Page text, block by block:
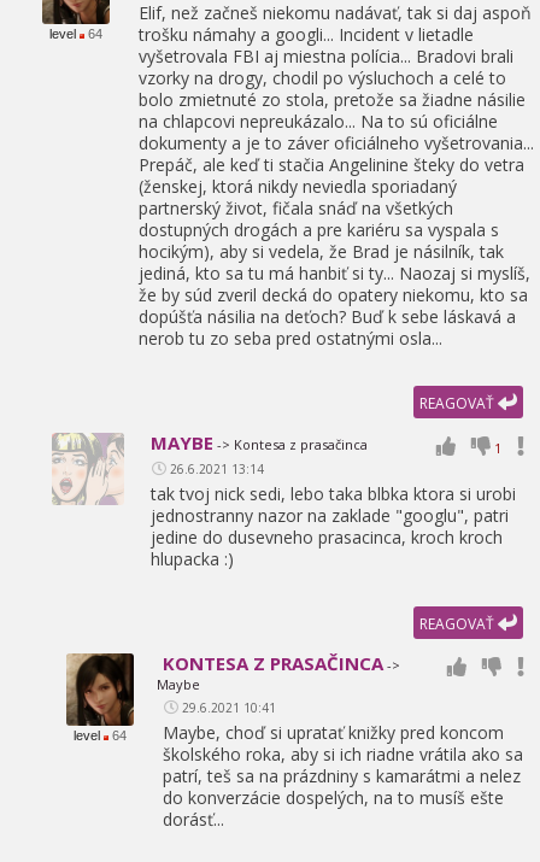
level 64
Elif, než začneš niekomu nadávať, tak si daj aspoň
trošku námahy a googli... Incident v lietadle
vyšetrovala FBI aj miestna polícia... Bradovi brali
vzorky na drogy, chodil po výsluchoch a celé to
bolo zmietnuté zo stola, pretože sa žiadne násilie
na chlapcovi nepreukázalo... Na to sú oficiálne
dokumenty a je to záver oficiálneho vyšetrovania...
Prepáč, ale keď ti stačia Angelinine šteky do vetra
(ženskej, ktorá nikdy neviedla sporiadaný
partnerský život, fičala snáď na všetkých
dostupných drogách a pre kariéru sa vyspala s
hocikým), aby si vedela, že Brad je násilník, tak
jediná, kto sa tu má hanbiť si ty... Naozaj si myslíš,
že by súd zveril decká do opatery niekomu, kto sa
dopúšťa násilia na deťoch? Buď k sebe láskavá a
nerob tu zo seba pred ostatnými osla...
REAGOVAŤ
1
MAYBE -> Kontesa z prasačinca
26.6.2021 13:14
tak tvoj nick sedi, lebo taka blbka ktora si urobi
jednostranny nazor na zaklade "googlu", patri
jedine do dusevneho prasacinca, kroch kroch
hlupacka :)
REAGOVAŤ
level 64
KONTESA Z PRASAČINCA ->
Maybe
29.6.2021 10:41
Maybe, choď si upratať knižky pred koncom
školského roka, aby si ich riadne vrátila ako sa
patrí, teš sa na prázdniny s kamarátmi a nelez
do konverzácie dospelých, na to musíš ešte
dorásť...